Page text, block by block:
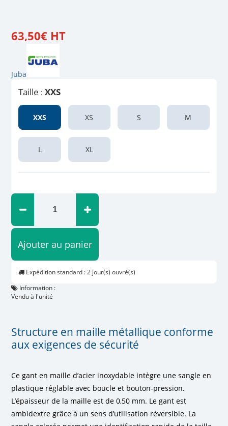
63,50€ HT
Juba
Taille :XXS
XXS XS S M
L XL
Ajouter au panier
Expédition standard : 2 jour(s) ouvré(s)
Information :
Vendu à l'unité
Structure en maille métallique conforme
aux exigences de sécurité
Ce gant en maille d’acier inoxydable intègre une sangle en
plastique réglable avec boucle et bouton-pression.
L’épaisseur de la maille est de 0,50 mm. Le gant est
ambidextre grâce à un sens d’utilisation réversible. La